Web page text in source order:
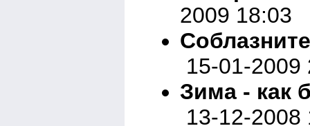
2009 18:03
15-01-2009
Зима - как
13-12-2008